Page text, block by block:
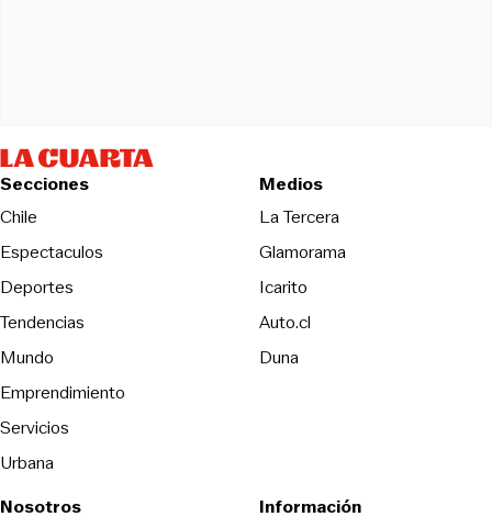
Secciones
Chile
Espectaculos
Deportes
Tendencias
Mundo
Emprendimiento
Servicios
Urbana
Medios
La TerceraOpens in new
Glamorama
Icarito
Auto.cl
DunaOpens in new window
Nosotros
Información